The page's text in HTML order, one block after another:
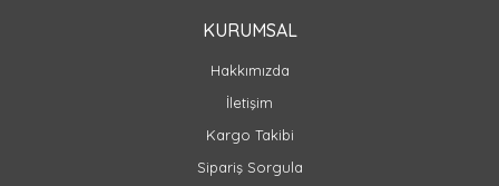
KURUMSAL
Hakkımızda
İletişim
Kargo Takibi
Sipariş Sorgula